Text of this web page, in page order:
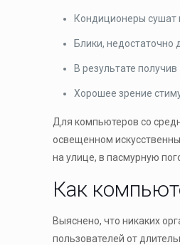
Кондиционеры сушат
Блики, недостаточно
В результате
Хорошее зрение
Для компьютеров со
освещенном
на улице, в пасмурную
Как
Выяснено, что никаких
пользователей от